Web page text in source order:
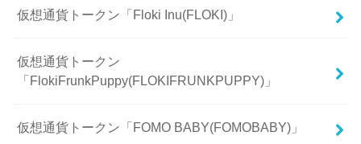
仮想通貨トークン「Floki Inu(FLOKI)」
仮想通貨トークン
「FlokiFrunkPuppy(FLOKIFRUNKPUPPY)」
仮想通貨トークン「FOMO BABY(FOMOBABY)」